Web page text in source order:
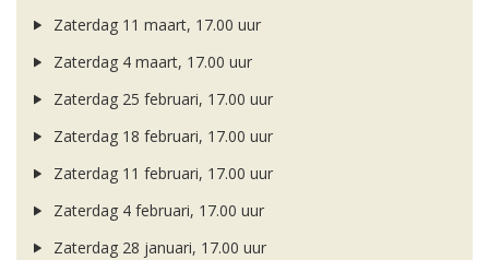
Zaterdag 11 maart, 17.00 uur
Zaterdag 4 maart, 17.00 uur
Zaterdag 25 februari, 17.00 uur
Zaterdag 18 februari, 17.00 uur
Zaterdag 11 februari, 17.00 uur
Zaterdag 4 februari, 17.00 uur
Zaterdag 28 januari, 17.00 uur